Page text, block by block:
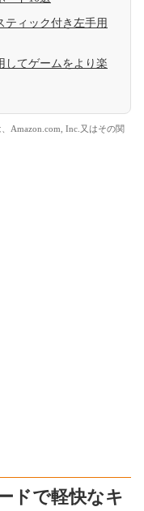
ティック付き左手用
してゲームをより楽
Amazon.com, Inc.又はその関
ドで軽快なキ